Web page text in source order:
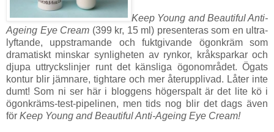
Keep Young and Beautiful Anti-
Ageing Eye Cream (399 kr, 15 ml) presenteras som en ultra-
lyftande, uppstramande och fuktgivande ögonkräm som
dramatiskt minskar synligheten av rynkor, kråksparkar och
djupa uttryckslinjer runt det känsliga ögonområdet. Ögats
kontur blir jämnare, tightare och mer återupplivad. Låter inte
dumt! Som ni ser här i bloggens högerspalt är det lite kö i
ögonkräms-test-pipelinen, men tids nog blir det dags även
för Keep Young and Beautiful Anti-Ageing Eye Cream!